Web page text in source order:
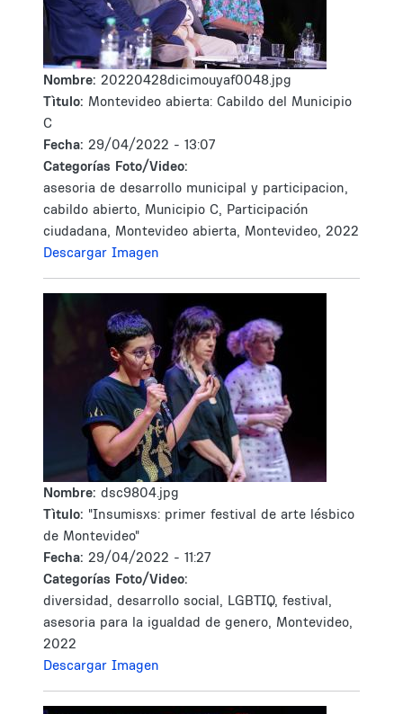
Nombre: 20220428dicimouyaf0048.jpg
Tìtulo: Montevideo abierta: Cabildo del Municipio
C
Fecha: 29/04/2022 - 13:07
Categorías Foto/Video:
asesoria de desarrollo municipal y participacion,
cabildo abierto, Municipio C, Participación
ciudadana, Montevideo abierta, Montevideo, 2022
Descargar Imagen
Nombre: dsc9804.jpg
Tìtulo: "Insumisxs: primer festival de arte lésbico
de Montevideo"
Fecha: 29/04/2022 - 11:27
Categorías Foto/Video:
diversidad, desarrollo social, LGBTIQ, festival,
asesoria para la igualdad de genero, Montevideo,
2022
Descargar Imagen